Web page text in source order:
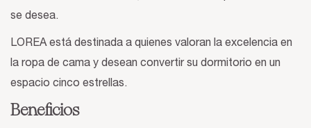
se desea.
LOREA está destinada a quienes valoran la excelencia en
la ropa de cama y desean convertir su dormitorio en un
espacio cinco estrellas.
Beneficios